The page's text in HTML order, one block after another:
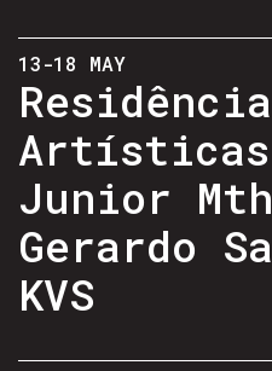
13-18 MAY
Junior
Gerardo
KVS